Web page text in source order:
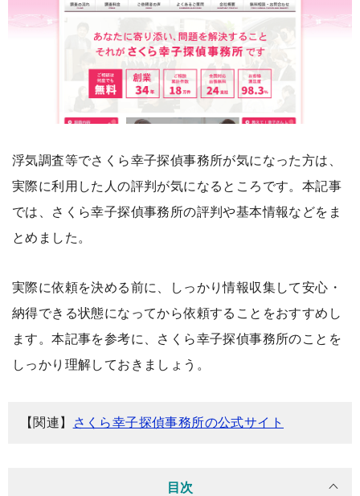
浮気調査等でさくら幸子探偵事務所が気になった方は、
実際に利用した人の評判が気になるところです。本記事
では、さくら幸子探偵事務所の評判や基本情報などをま
とめました。
実際に依頼を決める前に、しっかり情報収集して安心・
納得できる状態になってから依頼することをおすすめし
ます。本記事を参考に、さくら幸子探偵事務所のことを
しっかり理解しておきましょう。
【関連】 さくら幸子探偵事務所の公式サイト
目次